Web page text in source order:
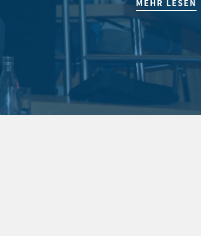
MEHR LESEN